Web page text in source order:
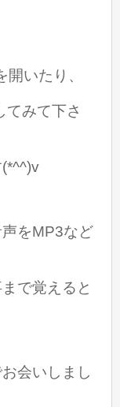
いたり、
てみて下さ
をMP3など
で覚えると
会いしまし